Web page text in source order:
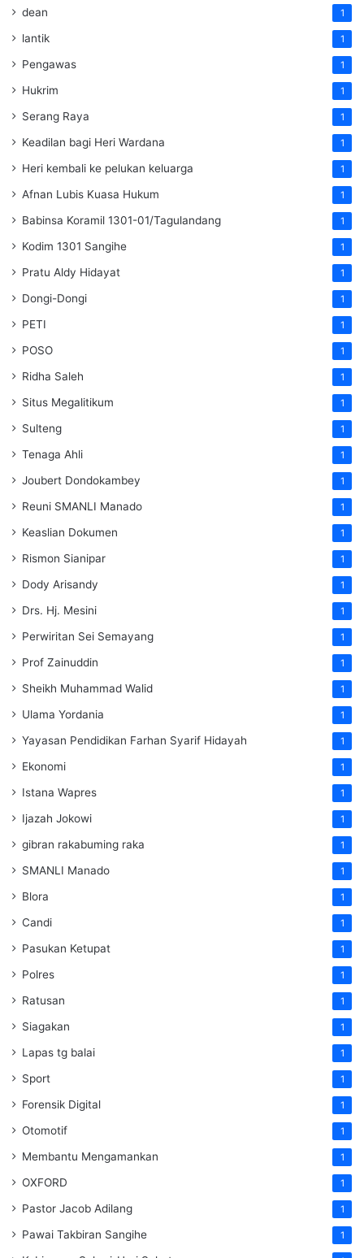
dean 1
lantik 1
Pengawas 1
Hukrim 1
Serang Raya 1
Keadilan bagi Heri Wardana 1
Heri kembali ke pelukan keluarga 1
Afnan Lubis Kuasa Hukum 1
Babinsa Koramil 1301-01/Tagulandang 1
Kodim 1301 Sangihe 1
Pratu Aldy Hidayat 1
Dongi-Dongi 1
PETI 1
POSO 1
Ridha Saleh 1
Situs Megalitikum 1
Sulteng 1
Tenaga Ahli 1
Joubert Dondokambey 1
Reuni SMANLI Manado 1
Keaslian Dokumen 1
Rismon Sianipar 1
Dody Arisandy 1
Drs. Hj. Mesini 1
Perwiritan Sei Semayang 1
Prof Zainuddin 1
Sheikh Muhammad Walid 1
Ulama Yordania 1
Yayasan Pendidikan Farhan Syarif Hidayah 1
Ekonomi 1
Istana Wapres 1
Ijazah Jokowi 1
gibran rakabuming raka 1
SMANLI Manado 1
Blora 1
Candi 1
Pasukan Ketupat 1
Polres 1
Ratusan 1
Siagakan 1
Lapas tg balai 1
Sport 1
Forensik Digital 1
Otomotif 1
Membantu Mengamankan 1
OXFORD 1
Pastor Jacob Adilang 1
Pawai Takbiran Sangihe 1